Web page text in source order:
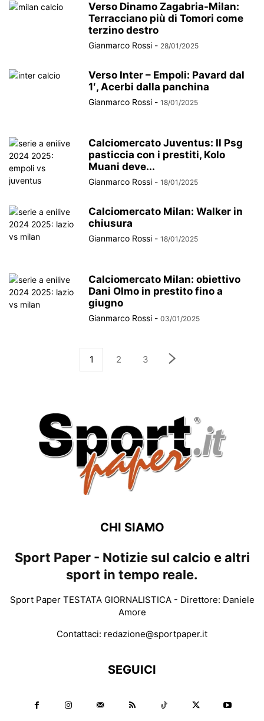
Verso Dinamo Zagabria-Milan:
Terracciano più di Tomori come
terzino destro
Gianmarco Rossi - 28/01/2025
Verso Inter – Empoli: Pavard dal
1′, Acerbi dalla panchina
Gianmarco Rossi - 18/01/2025
Calciomercato Juventus: Il Psg
pasticcia con i prestiti, Kolo
Muani deve...
Gianmarco Rossi - 18/01/2025
Calciomercato Milan: Walker in
chiusura
Gianmarco Rossi - 18/01/2025
Calciomercato Milan: obiettivo
Dani Olmo in prestito fino a
giugno
Gianmarco Rossi - 03/01/2025
1 2 3
CHI SIAMO
Sport Paper - Notizie sul calcio e altri
sport in tempo reale.
Sport Paper TESTATA GIORNALISTICA - Direttore: Daniele
Amore
Contattaci: redazione@sportpaper.it
SEGUICI